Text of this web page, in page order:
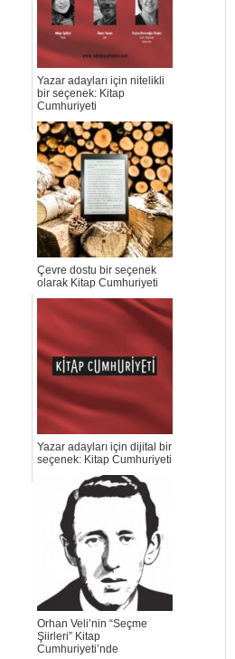
Yazar adayları için nitelikli
bir seçenek: Kitap
Cumhuriyeti
Çevre dostu bir seçenek
olarak Kitap Cumhuriyeti
Yazar adayları için dijital bir
seçenek: Kitap Cumhuriyeti
Orhan Veli’nin “Seçme
Şiirleri” Kitap
Cumhuriyeti’nde